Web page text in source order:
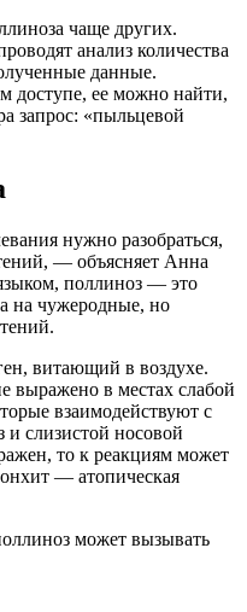
чаще других.
анализ количества
данные.
доступе, ее можно найти,
запрос: «пыльцевой
нужно разобраться,
— объясняет Анна
поллиноз — это
на чужеродные, но
витающий в воздухе.
выражено в местах слабой
взаимодействуют с
и слизистой носовой
то к реакциям может
— атопическая
может вызывать